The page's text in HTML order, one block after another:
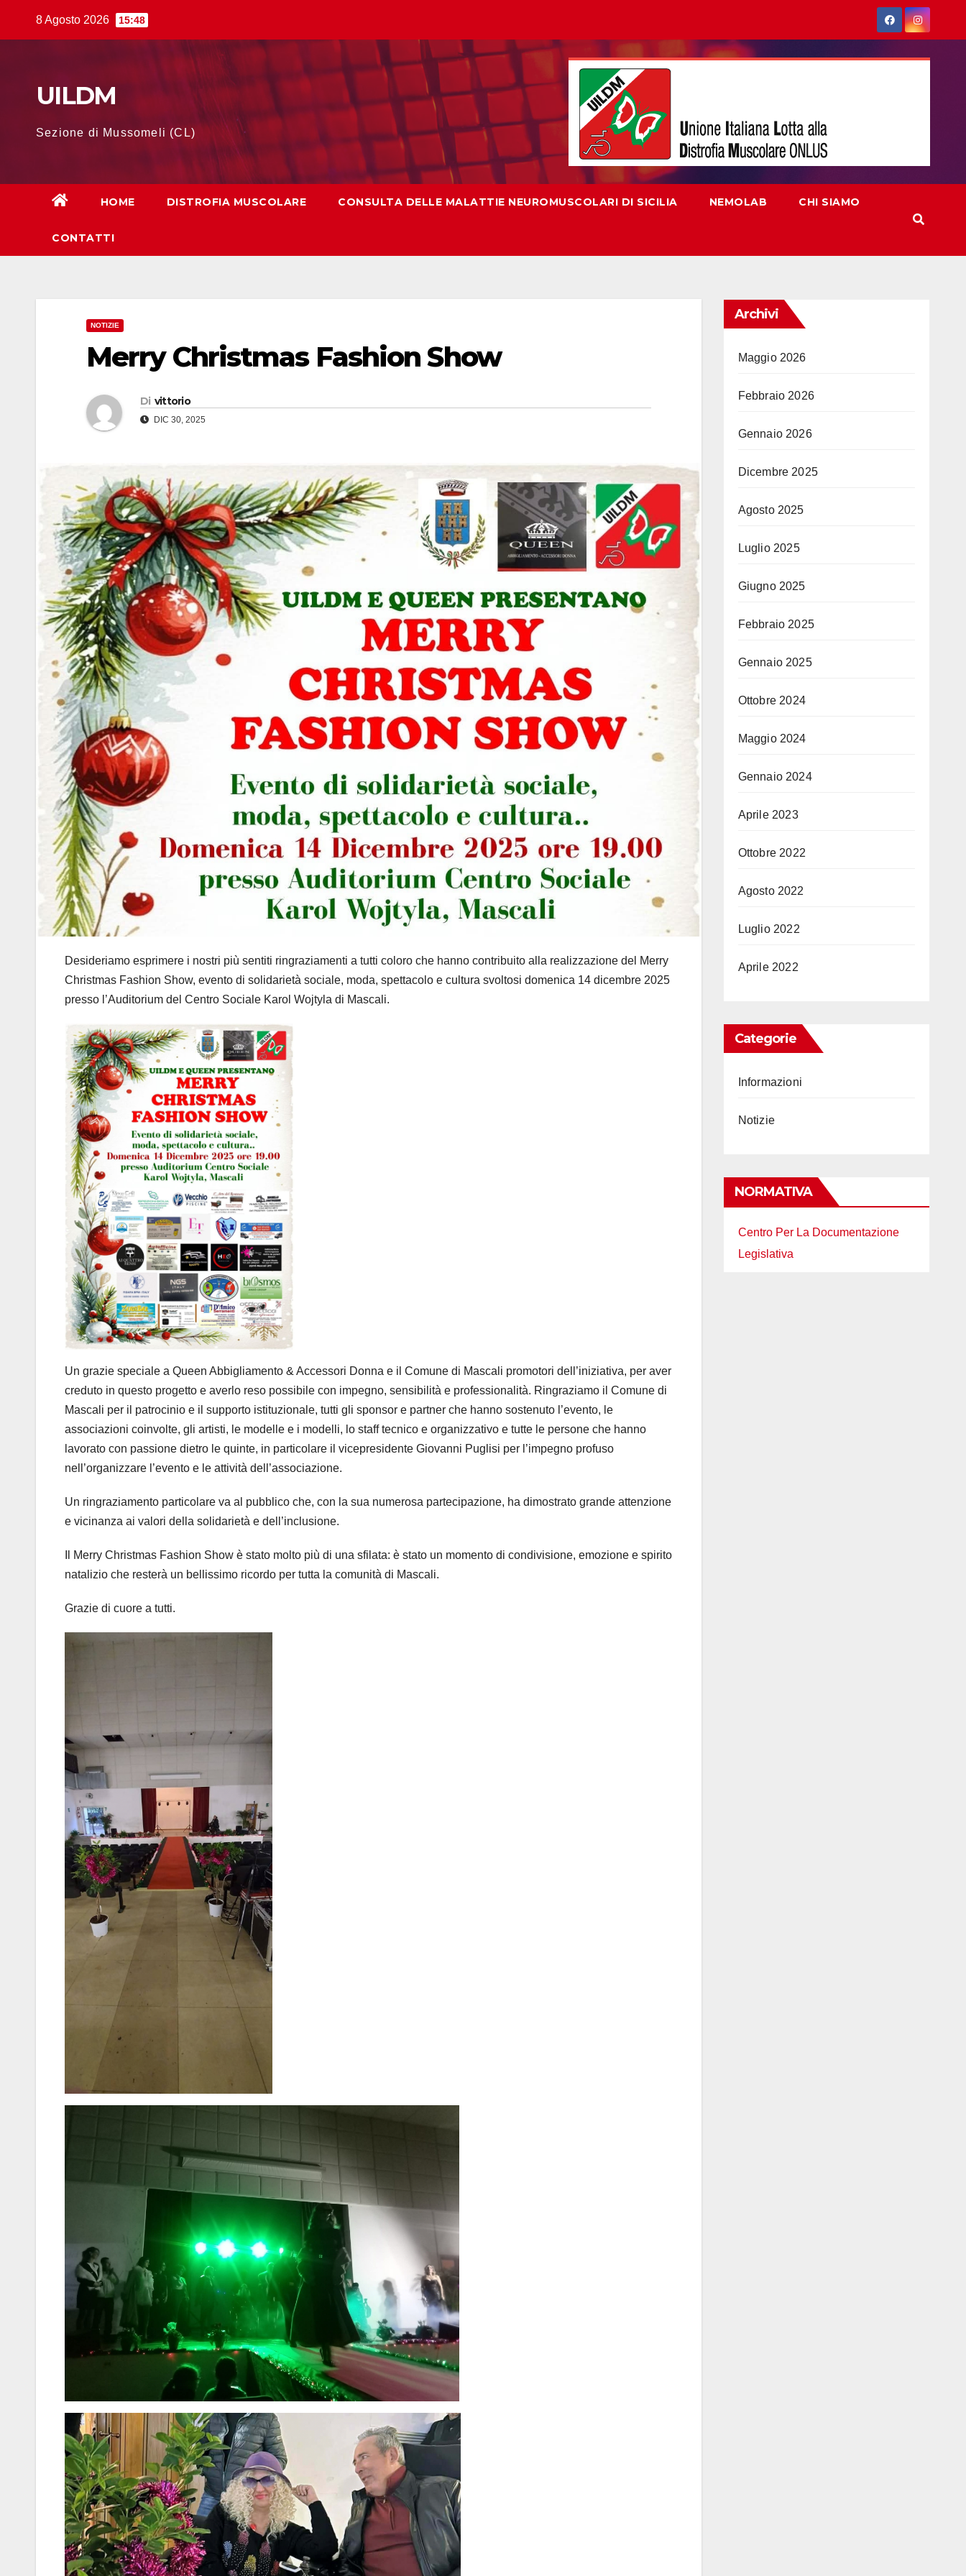
8 Agosto 2026 15:48
UILDM
Sezione di Mussomeli (CL)
HOME DISTROFIA MUSCOLARE CONSULTA DELLE MALATTIE NEUROMUSCOLARI DI SICILIA NEMOLAB CHI SIAMO
CONTATTI
NOTIZIE
Merry Christmas Fashion Show
Di vittorio
DIC 30, 2025
Desideriamo esprimere i nostri più sentiti ringraziamenti a tutti coloro che hanno contribuito alla realizzazione del Merry
Christmas Fashion Show, evento di solidarietà sociale, moda, spettacolo e cultura svoltosi domenica 14 dicembre 2025
presso l’Auditorium del Centro Sociale Karol Wojtyla di Mascali.​
Un grazie speciale a Queen Abbigliamento & Accessori Donna e il Comune di Mascali promotori dell’iniziativa, per aver
creduto in questo progetto e averlo reso possibile con impegno, sensibilità e professionalità.​ Ringraziamo il Comune di
Mascali per il patrocinio e il supporto istituzionale, tutti gli sponsor e partner che hanno sostenuto l’evento, le
associazioni coinvolte, gli artisti, le modelle e i modelli, lo staff tecnico e organizzativo e tutte le persone che hanno
lavorato con passione dietro le quinte, in particolare il vicepresidente Giovanni Puglisi per l’impegno profuso
nell’organizzare l’evento e le attività dell’associazione.
Un ringraziamento particolare va al pubblico che, con la sua numerosa partecipazione, ha dimostrato grande attenzione
e vicinanza ai valori della solidarietà e dell’inclusione.​
Il Merry Christmas Fashion Show è stato molto più di una sfilata: è stato un momento di condivisione, emozione e spirito
natalizio che resterà un bellissimo ricordo per tutta la comunità di Mascali.​
Grazie di cuore a tutti.
Archivi
Maggio 2026
Febbraio 2026
Gennaio 2026
Dicembre 2025
Agosto 2025
Luglio 2025
Giugno 2025
Febbraio 2025
Gennaio 2025
Ottobre 2024
Maggio 2024
Gennaio 2024
Aprile 2023
Ottobre 2022
Agosto 2022
Luglio 2022
Aprile 2022
Categorie
Informazioni
Notizie
NORMATIVA
Centro Per La Documentazione
Legislativa